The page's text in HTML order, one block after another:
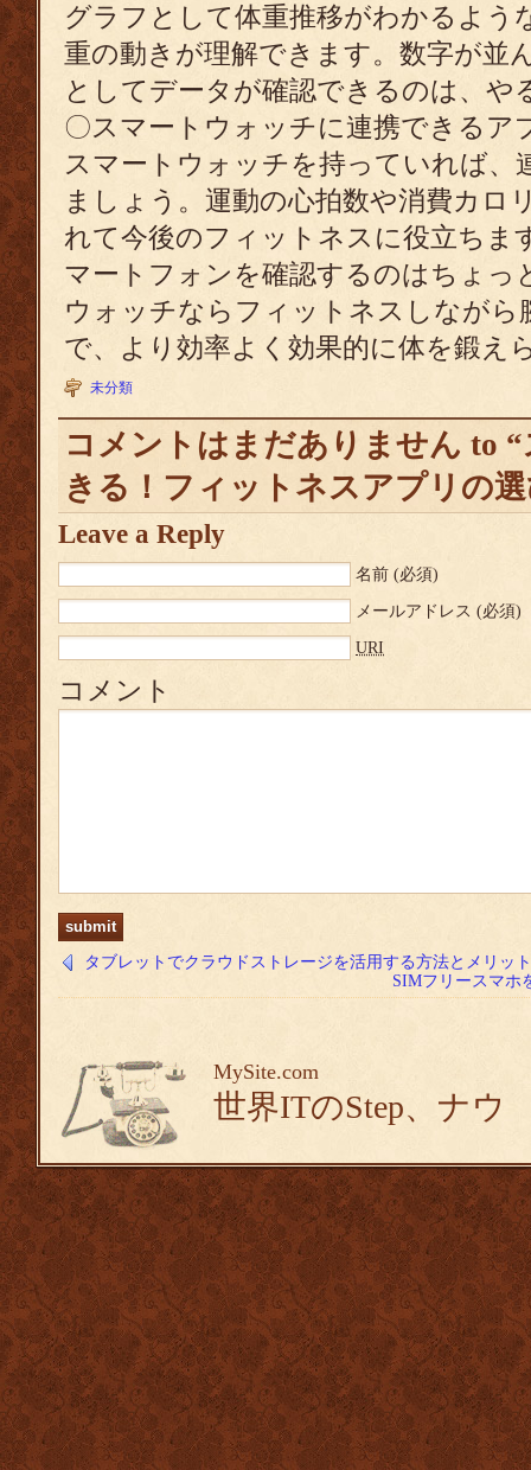
グラフとして体重推移がわかるよう
重の動きが理解できます。数字が並
としてデータが確認できるのは、や
〇スマートウォッチに連携できるア
スマートウォッチを持っていれば、
ましょう。運動の心拍数や消費カロ
れて今後のフィットネスに役立ちま
マートフォンを確認するのはちょっ
ウォッチならフィットネスしなが
で、より効率よく効果的に体を鍛え
未分類
コメントはまだありません to
きる！フィットネスアプリの
Leave a Reply
名前 (必須)
メールアドレス (必須)
URI
コメント
タブレットでクラウドストレージを活用する方法とメリット
SIMフリースマ
MySite.com
世界ITのStep、ナウ